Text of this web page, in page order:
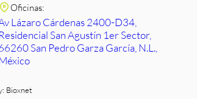
Oficinas:
Lázaro Cárdenas 2400-D34,
Residencial San Agustín 1er Sector,
San Pedro Garza García, N.L.,
Bioxnet